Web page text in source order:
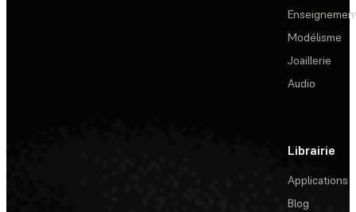
Modélisme
Joaillerie
Audio
Librairie
Applications
Blog